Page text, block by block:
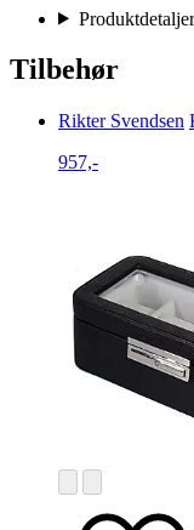
Produktdetaljer
Tilbehør
Rikter Svendsen
957,-